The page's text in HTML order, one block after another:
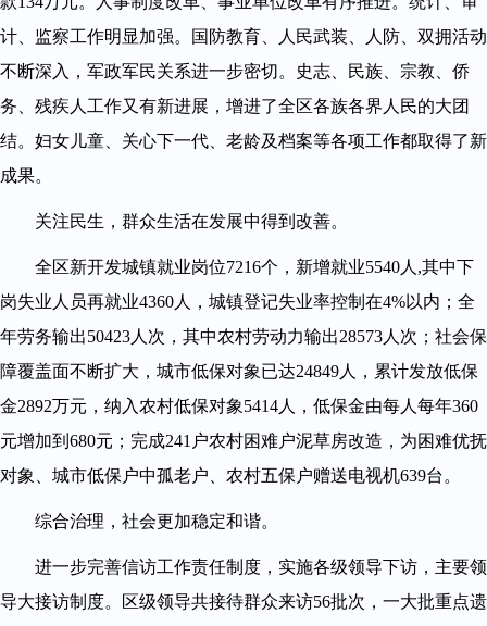
计、监察工作明显加强。国防教育、人民武装、人防、双拥活动
不断深入，军政军民关系进一步密切。史志、民族、宗教、侨
务、残疾人工作又有新进展，增进了全区各族各界人民的大团
结。妇女儿童、关心下一代、老龄及档案等各项工作都取得了新
成果。
关注民生，群众生活在发展中得到改善。
全区新开发城镇就业岗位7216个，新增就业5540人,其中下
岗失业人员再就业4360人，城镇登记失业率控制在4%以内；全
年劳务输出50423人次，其中农村劳动力输出28573人次；社会保
障覆盖面不断扩大，城市低保对象已达24849人，累计发放低保
金2892万元，纳入农村低保对象5414人，低保金由每人每年360
元增加到680元；完成241户农村困难户泥草房改造，为困难优抚
对象、城市低保户中孤老户、农村五保户赠送电视机639台。
综合治理，社会更加稳定和谐。
进一步完善信访工作责任制度，实施各级领导下访，主要领
导大接访制度。区级领导共接待群众来访56批次，一大批重点遗